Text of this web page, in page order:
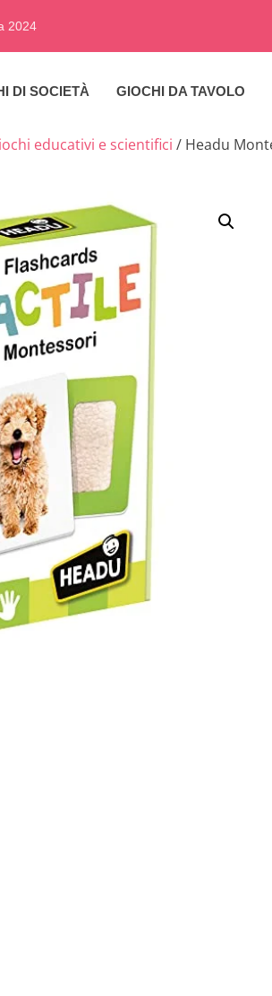
2024
DI SOCIETÀ GIOCHI DA TAVOLO
educativi e scientifici / Headu